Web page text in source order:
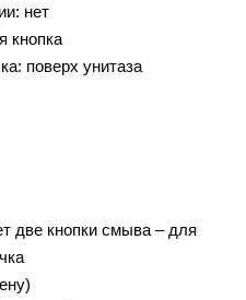
нет
кнопка
поверх унитаза
две кнопки смыва – для